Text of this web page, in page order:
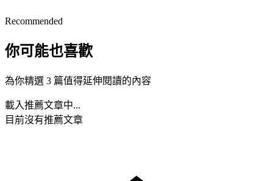
Recommended
你可能也喜歡
為你精選 3 篇值得延伸閱讀的內容
載入推薦文章中...
目前沒有推薦文章